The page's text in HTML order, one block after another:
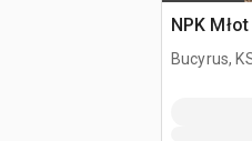
NPK
Bucyrus,